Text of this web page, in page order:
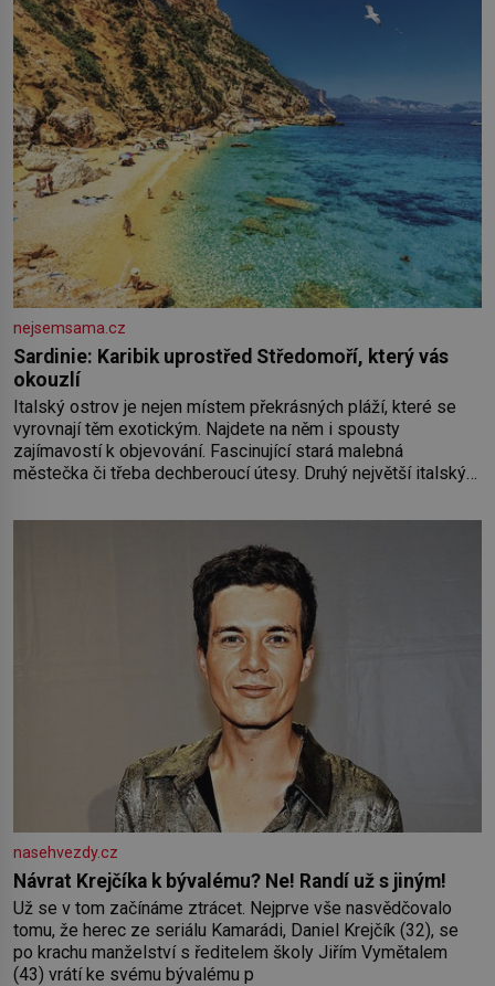
nejsemsama.cz
Sardinie: Karibik uprostřed Středomoří, který vás
okouzlí
Italský ostrov je nejen místem překrásných pláží, které se
vyrovnají těm exotickým. Najdete na něm i spousty
zajímavostí k objevování. Fascinující stará malebná
městečka či třeba dechberoucí útesy. Druhý největší italský
ohromí nejen svými plážemi s bílým pískem jako v Karibiku,
ale i divokou krajinou, také bohatou historií i luxusem.Zjistěte,
nasehvezdy.cz
Návrat Krejčíka k bývalému? Ne! Randí už s jiným!
Už se v tom začínáme ztrácet. Nejprve vše nasvědčovalo
tomu, že herec ze seriálu Kamarádi, Daniel Krejčík (32), se
po krachu manželství s ředitelem školy Jiřím Vymětalem
(43) vrátí ke svému bývalému p